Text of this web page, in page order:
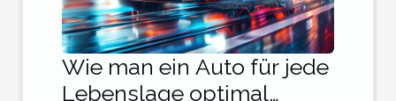
Wie man ein Auto für jede
Lebenslage optimal